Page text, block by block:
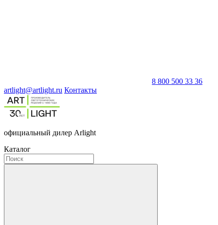
8 800 500 33 36
artlight@artlight.ru Контакты
официальный дилер Arlight
Каталог